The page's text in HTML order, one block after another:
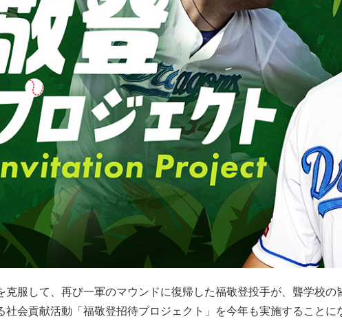
服して、再び一軍のマウンドに復帰した福敬登投手が、聾学校
会貢献活動「福敬登招待プロジェクト」を今年も実施すること